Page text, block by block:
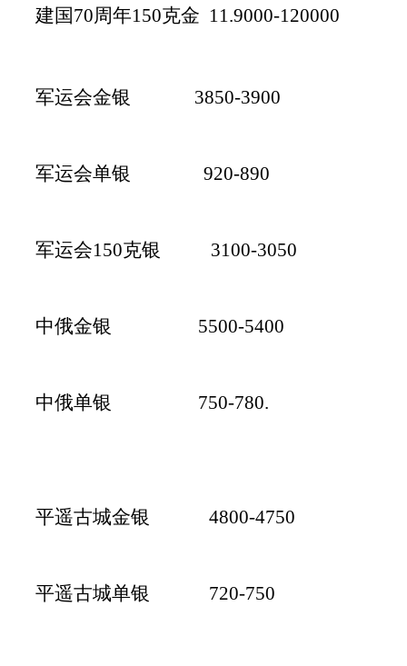
建国70周年150克金 11.9000-120000
军运会金银 3850-3900
军运会单银 920-890
军运会150克银 3100-3050
中俄金银 5500-5400
中俄单银 750-780.
平遥古城金银 4800-4750
平遥古城单银 720-750